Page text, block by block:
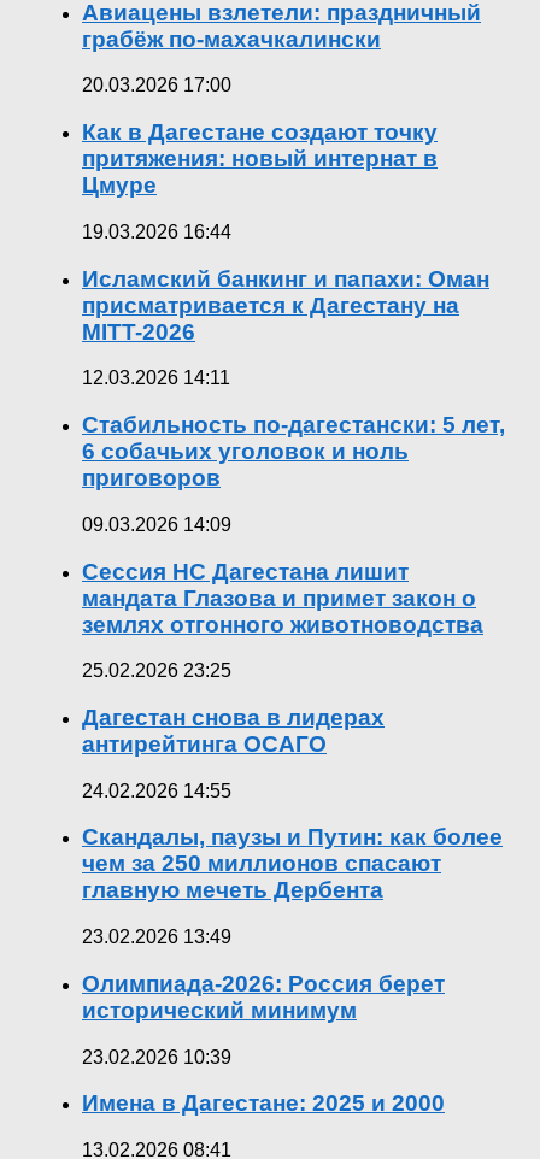
Авиацены взлетели: праздничный
грабёж по-махачкалински
20.03.2026 17:00
Как в Дагестане создают точку
притяжения: новый интернат в
Цмуре
19.03.2026 16:44
Исламский банкинг и папахи: Оман
присматривается к Дагестану на
MITT-2026
12.03.2026 14:11
Стабильность по-дагестански: 5 лет,
6 собачьих уголовок и ноль
приговоров
09.03.2026 14:09
Сессия НС Дагестана лишит
мандата Глазова и примет закон о
землях отгонного животноводства
25.02.2026 23:25
Дагестан снова в лидерах
антирейтинга ОСАГО
24.02.2026 14:55
Скандалы, паузы и Путин: как более
чем за 250 миллионов спасают
главную мечеть Дербента
23.02.2026 13:49
Олимпиада-2026: Россия берет
исторический минимум
23.02.2026 10:39
Имена в Дагестане: 2025 и 2000
13.02.2026 08:41